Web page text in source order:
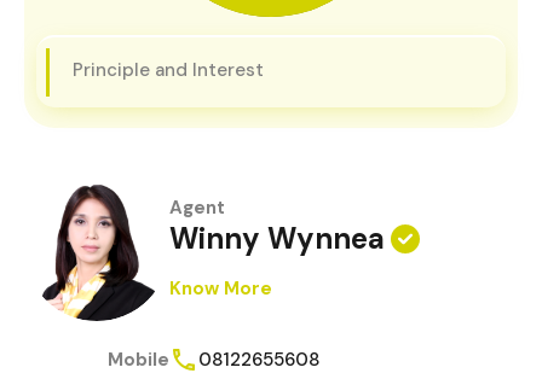
Principle and Interest
Agent
Winny Wynnea
Know More
Mobile 08122655608